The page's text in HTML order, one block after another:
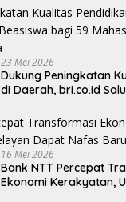
23 Mei 2026
Dukung Peningkatan
di Daerah, bri.co.id
Weetebula
16 Mei 2026
Bank NTT Percepat
Ekonomi Kerakyatan,